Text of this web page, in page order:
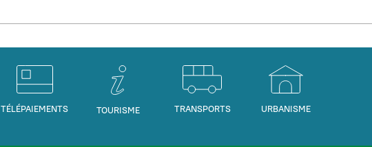
TÉLÉPAIEMENTS TOURISME TRANSPORTS URBANISME